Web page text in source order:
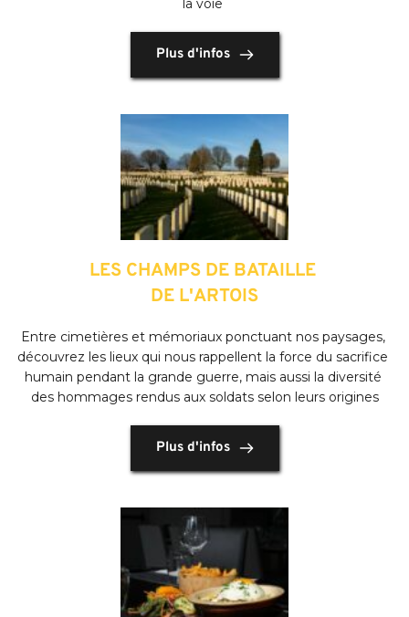
la voie
Plus d'infos
LES CHAMPS DE BATAILLE
DE L'ARTOIS
Entre cimetières et mémoriaux ponctuant nos paysages,
découvrez les lieux qui nous rappellent la force du sacrifice
humain pendant la grande guerre, mais aussi la diversité
des hommages rendus aux soldats selon leurs origines
Plus d'infos